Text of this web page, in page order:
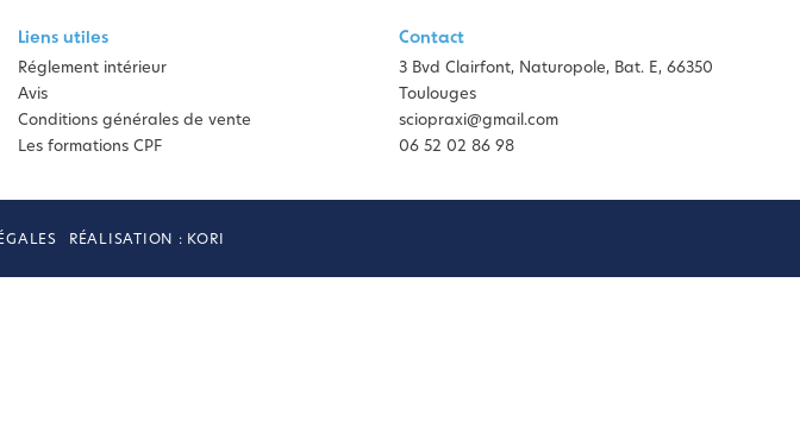
Liens utiles
Réglement intérieur
Avis
Conditions générales de vente
Les formations CPF
Contact
3 Bvd Clairfont, Naturopole, Bat. E, 66350
Toulouges
sciopraxi@gmail.com
06 52 02 86 98
RÉALISATION : KORI